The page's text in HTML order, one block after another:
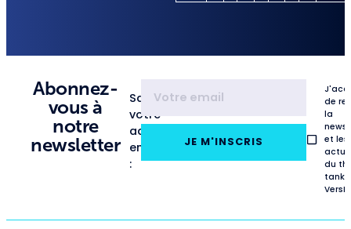
Abonnez-
vous à
notre
newsletter
Saisissez
votre
adresse
email
:
JE M'INSCRIS
de
la
et les
du
tank